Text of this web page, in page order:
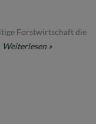
Forstwirtschaft die
Weiterlesen »